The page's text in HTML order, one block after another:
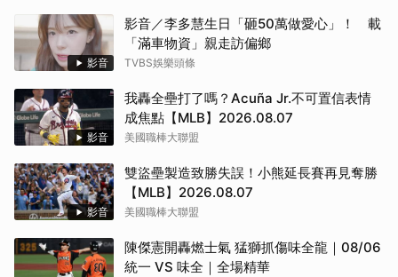
影音
影音／李多慧生日「砸50萬做愛心」！ 載
「滿車物資」親走訪偏鄉
TVBS娛樂頭條
影音
我轟全壘打了嗎？Acuña Jr.不可置信表情
成焦點【MLB】2026.08.07
美國職棒大聯盟
影音
雙盜壘製造致勝失誤！小熊延長賽再見奪勝
【MLB】2026.08.07
美國職棒大聯盟
陳傑憲開轟燃士氣 猛獅抓傷味全龍｜08/06
統一 VS 味全｜全場精華
取消